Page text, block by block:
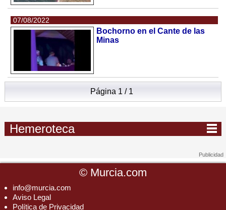
07/08/2022
Bochorno en el Cante de las
Minas
Página 1 / 1
Hemeroteca
© Murcia.com
info@murcia.com
Aviso Legal
Política de Privacidad